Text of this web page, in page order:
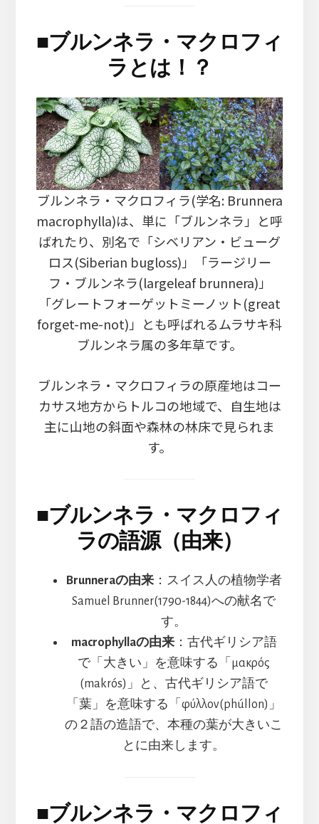
■ブルンネラ・マクロフィ
ラとは！？
ブルンネラ・マクロフィラ(学名: Brunnera
macrophylla)は、単に「ブルンネラ」と呼
ばれたり、別名で「シベリアン・ビューグ
ロス(Siberian bugloss)」「ラージリー
フ・ブルンネラ(largeleaf brunnera)」
「グレートフォーゲットミーノット(great
forget-me-not)」とも呼ばれるムラサキ科
ブルンネラ属の多年草です。
ブルンネラ・マクロフィラの原産地はコー
カサス地方からトルコの地域で、自生地は
主に山地の斜面や森林の林床で見られま
す。
■ブルンネラ・マクロフィ
ラの語源（由来）
Brunneraの由来：スイス人の植物学者
Samuel Brunner(1790-1844)への献名で
す。
macrophyllaの由来：古代ギリシア語
で「大きい」を意味する「μακρός
(makrós)」と、古代ギリシア語で
「葉」を意味する「φύλλον(phúllon)」
の２語の造語で、本種の葉が大きいこ
とに由来します。
■ブルンネラ・マクロフィ